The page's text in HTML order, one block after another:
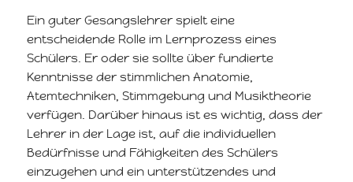
Ein guter Gesangslehrer spielt eine
entscheidende Rolle im Lernprozess eines
Schülers. Er oder sie sollte über fundierte
Kenntnisse der stimmlichen Anatomie,
Atemtechniken, Stimmgebung und Musiktheorie
verfügen. Darüber hinaus ist es wichtig, dass der
Lehrer in der Lage ist, auf die individuellen
Bedürfnisse und Fähigkeiten des Schülers
einzugehen und ein unterstützendes und